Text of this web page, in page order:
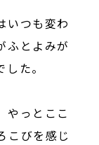
いつも変わ
ふとよみが
た。
やっとここ
こびを感じ